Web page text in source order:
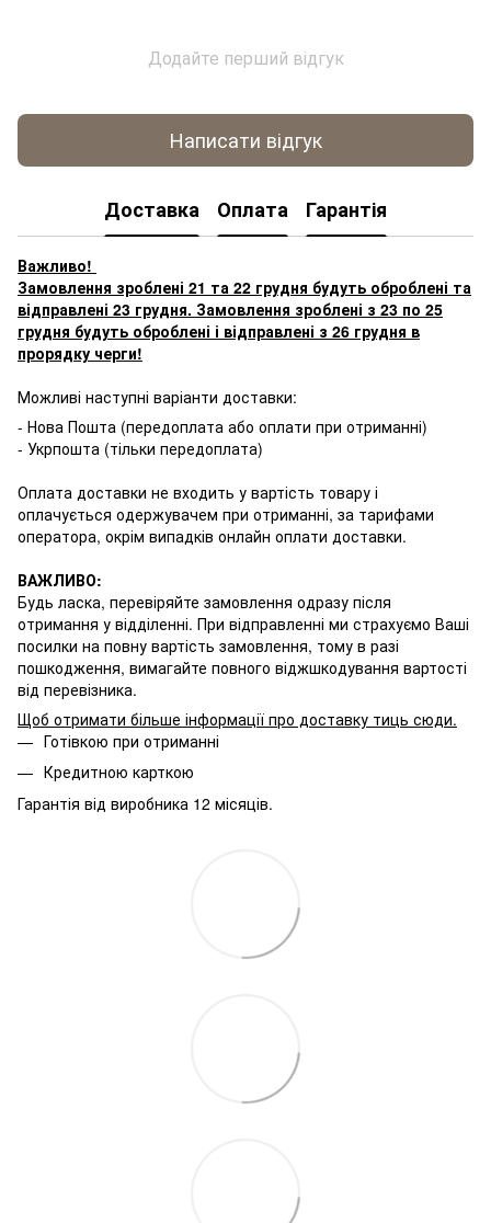
Додайте перший відгук
Написати відгук
Доставка Оплата Гарантія
Важливо!
Замовлення зроблені 21 та 22 грудня будуть оброблені та
відправлені 23 грудня. Замовлення зроблені з 23 по 25
грудня будуть оброблені і відправлені з 26 грудня в
прорядку черги!
Можливі наступні варіанти доставки:
- Нова Пошта (передоплата або оплати при отриманні)
- Укрпошта (тільки передоплата)
Оплата доставки не входить у вартість товару і
оплачується одержувачем при отриманні, за тарифами
оператора, окрім випадків онлайн оплати доставки.
ВАЖЛИВО:
Будь ласка, перевіряйте замовлення одразу після
отримання у відділенні. При відправленні ми страхуємо Ваші
посилки на повну вартість замовлення, тому в разі
пошкодження, вимагайте повного віджшкодування вартості
від перевізника.
Щоб отримати більше інформації про доставку тиць сюди.
Готівкою при отриманні
Кредитною карткою
Гарантія від виробника 12 місяців.